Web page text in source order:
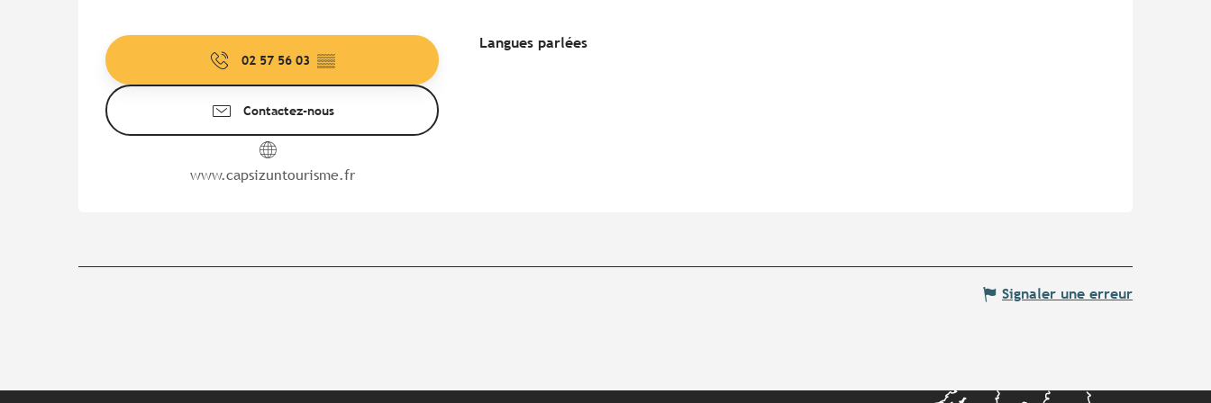
02 57 56 03 ▒▒
Contactez-nous
www.capsizuntourisme.fr
Langues parlées
Langues parlées
Signaler une erreur